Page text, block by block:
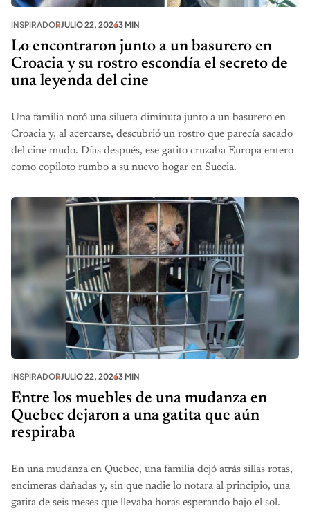
INSPIRADORJULIO 22, 20263 MIN
Lo encontraron junto a un basurero en
Croacia y su rostro escondía el secreto de
una leyenda del cine
Una familia notó una silueta diminuta junto a un basurero en
Croacia y, al acercarse, descubrió un rostro que parecía sacado
del cine mudo. Días después, ese gatito cruzaba Europa entero
como copiloto rumbo a su nuevo hogar en Suecia.
INSPIRADORJULIO 22, 20263 MIN
Entre los muebles de una mudanza en
Quebec dejaron a una gatita que aún
respiraba
En una mudanza en Quebec, una familia dejó atrás sillas rotas,
encimeras dañadas y, sin que nadie lo notara al principio, una
gatita de seis meses que llevaba horas esperando bajo el sol.